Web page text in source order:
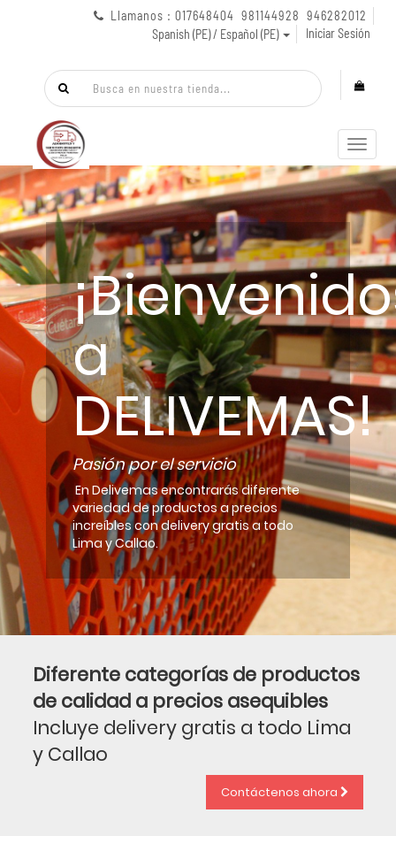
Llamanos : 017648404 981144928 946282012
Spanish (PE) / Español (PE)
Iniciar Sesión
Menú
de
a
DELIVEMAS!
Pasión por el servicio
En Delivemas encontrarás diferente
variedad de productos a precios
increíbles con delivery gratis a todo
Lima y Callao.
Diferente categorías de productos
de calidad a precios asequibles
Incluye delivery gratis a todo Lima
y Callao
Contáctenos ahora